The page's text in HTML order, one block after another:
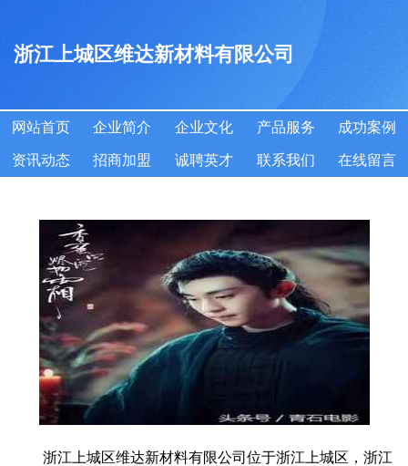
浙江上城区维达新材料有限公司
网站首页 企业简介 企业文化 产品服务 成功案例
资讯动态 招商加盟 诚聘英才 联系我们 在线留言
浙江上城区维达新材料有限公司位于浙江上城区，浙江